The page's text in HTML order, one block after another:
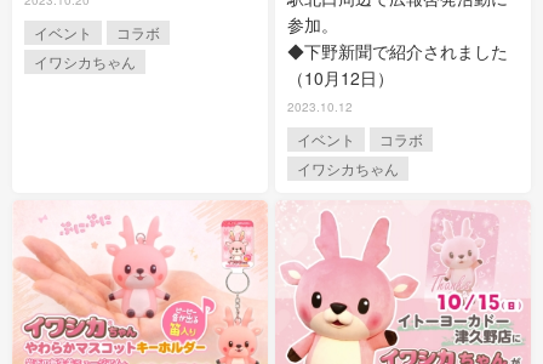
イベント
コラボ
イワシカちゃん
参加。
◆下野新聞で紹介されました
（10月12日）
2023.10.12
イベント
コラボ
イワシカちゃん